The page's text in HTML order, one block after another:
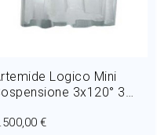
Logico Mini
3x120° 3
€